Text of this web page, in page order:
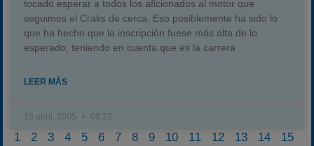
tocado esperar a todos los aficionados al motor que
seguimos el Craks de cerca. Eso posiblemente ha sido lo
que ha hecho que la inscripción fuese más alta de lo
esperado, teniendo en cuenta que es la carrera
LEER MÁS
15 abril, 2005 09:23
1 2 3 4 5 6 7 8 9 10 11 12 13 14
15